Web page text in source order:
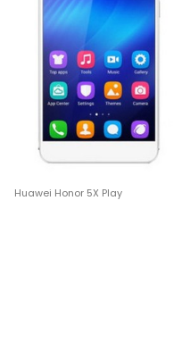
Huawei Honor 5X Play